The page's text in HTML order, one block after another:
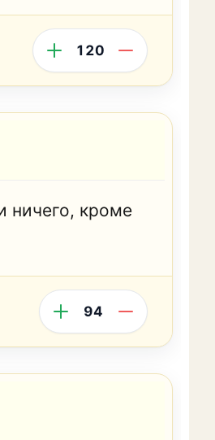
120
ничего, кроме
94